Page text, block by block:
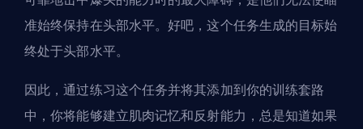
准始终保持在头部水平。好吧，这个任务生成的目标始
终处于头部水平。
因此，通过练习这个任务并将其添加到你的训练套路
中，你将能够建立肌肉记忆和反射能力，总是知道如果